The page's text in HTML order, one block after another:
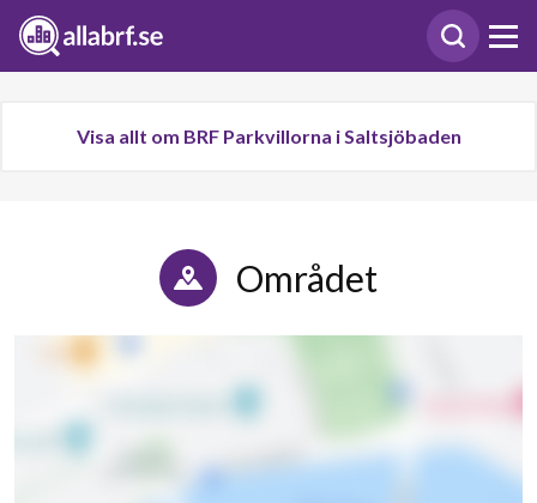
Visa allt om BRF Parkvillorna i Saltsjöbaden
Området